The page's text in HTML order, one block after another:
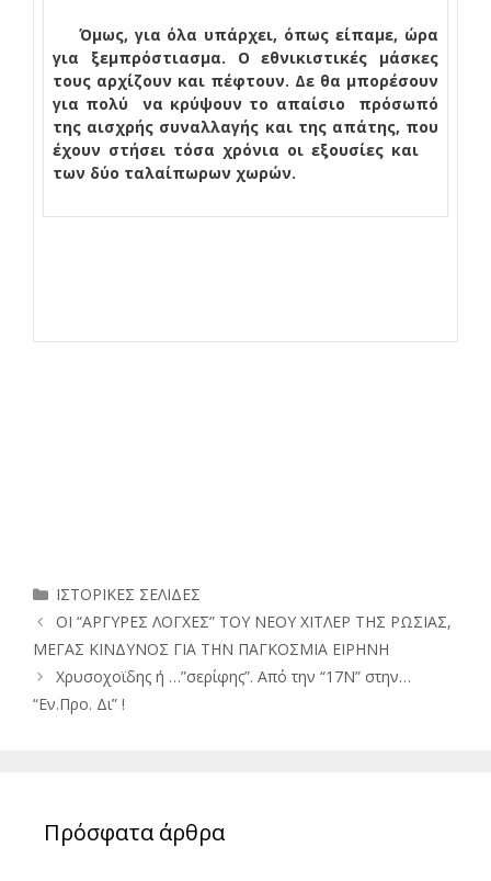
Όμως, για όλα υπάρχει, όπως είπαμε, ώρα
για ξεμπρόστιασμα. Ο εθνικιστικές μάσκες
τους αρχίζουν και πέφτουν. Δε θα μπορέσουν
για πολύ
να κρύψουν το απαίσιο
πρόσωπό
της αισχρής συναλλαγής και της απάτης, που
έχουν στήσει τόσα χρόνια οι εξουσίες και
των δύο ταλαίπωρων χωρών.
Κατηγορίες
ΙΣΤΟΡΙΚΕΣ ΣΕΛΙΔΕΣ
ΟΙ “ΑΡΓΥΡΕΣ ΛΟΓΧΕΣ” ΤΟΥ ΝΕΟΥ ΧΙΤΛΕΡ ΤΗΣ ΡΩΣΙΑΣ,
ΜΕΓΑΣ ΚΙΝΔΥΝΟΣ ΓΙΑ ΤΗΝ ΠΑΓΚΟΣΜΙΑ ΕΙΡΗΝΗ
Χρυσοχοϊδης ή …”σερίφης”. Από την “17N” στην…
“Εν.Προ. Δι” !
Πρόσφατα άρθρα